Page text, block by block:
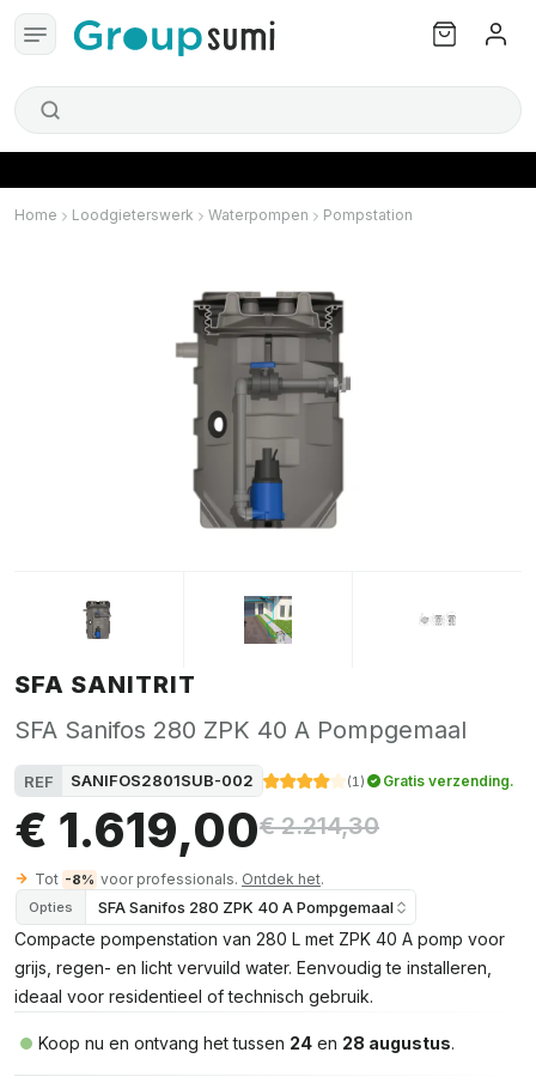
Home Loodgieterswerk Waterpompen Pompstation
SFA SANITRIT
SFA Sanifos 280 ZPK 40 A Pompgemaal
REF SANIFOS2801SUB-002 (1 ) Gratis verzending.
€ 1.619,00€ 2.214,30
Tot -8% voor professionals. Ontdek het.
Opties SFA Sanifos 280 ZPK 40 A Pompgemaal
Compacte pompenstation van 280 L met ZPK 40 A pomp voor
grijs, regen- en licht vervuild water. Eenvoudig te installeren,
ideaal voor residentieel of technisch gebruik.
Koop nu en ontvang het tussen 24 en 28 augustus.